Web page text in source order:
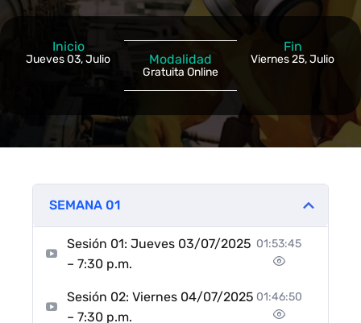
Inicio
Jueves 03, Julio Modalidad
Gratuita Online
Fin
Viernes 25, Julio
SEMANA 01
Sesión 01: Jueves 03/07/2025
– 7:30 p.m.
01:53:45
Sesión 02: Viernes 04/07/2025
– 7:30 p.m.
01:46:50